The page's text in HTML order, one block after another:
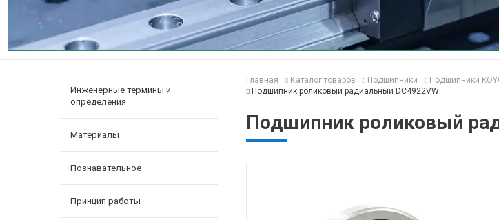
Инженерные термины и
определения
Материалы
Познавательное
Принцип работы
Главная Каталог товаров Подшипники Подшипники
Подшипник роликовый радиальный DC4922VW
Подшипник роликовый